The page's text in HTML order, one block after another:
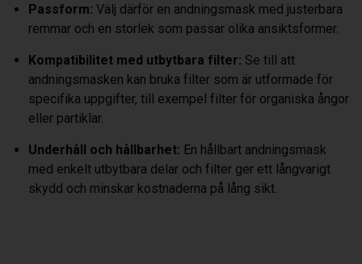
Passform: Välj därför en andningsmask med justerbara
remmar och en storlek som passar olika ansiktsformer.
Kompatibilitet med utbytbara filter: Se till att
andningsmasken kan bruka filter som är utformade för
specifika uppgifter, till exempel filter för organiska ångor
eller partiklar.
Underhåll och hållbarhet: En hållbart andningsmask
med enkelt utbytbara delar och filter ger ett långvarigt
skydd och minskar kostnaderna på lång sikt.